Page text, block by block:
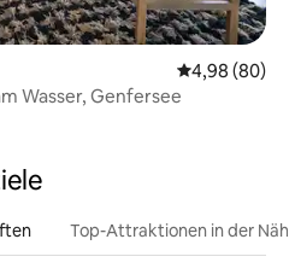
4,98 (80)
Wasser, Genfersee
Top-Attraktionen in der